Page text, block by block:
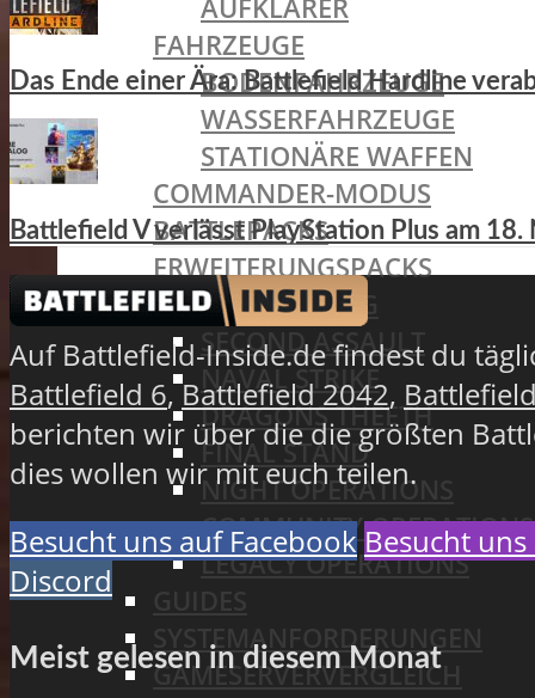
AUFKLÄRER
FAHRZEUGE
BODENFAHRZEUGE
WASSERFAHRZEUGE
STATIONÄRE WAFFEN
COMMANDER-MODUS
BATTLEPACKS
ERWEITERUNGSPACKS
CHINA RISING
SECOND ASSAULT
NAVAL STRIKE
DRAGONS THEETH
FINAL STAND
NIGHT OPERATIONS
COMMUNITY OPERATIONS
LEGACY OPERATIONS
SYSTEMANFORDERUNGEN
GAMESERVERVERGLEICH
Das Ende einer Ära: Battlefield Hardline
Battlefield V verlässt PlayStation Plus am
Auf Battlefield-Inside.de findest du
Battlefield 6,Battlefield 2042,
berichten wir über die die größten
dies wollen wir mit euch teilen.
Besucht uns auf Facebook Besucht
Discord
Meist gelesen in diesem Monat